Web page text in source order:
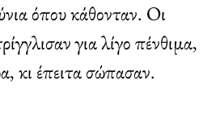
όπου κάθονταν. Οι
για λίγο πένθιμα,
κι έπειτα σώπασαν.